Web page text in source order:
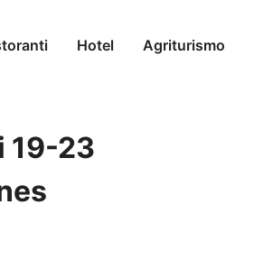
Hotel Agriturismo
19-23